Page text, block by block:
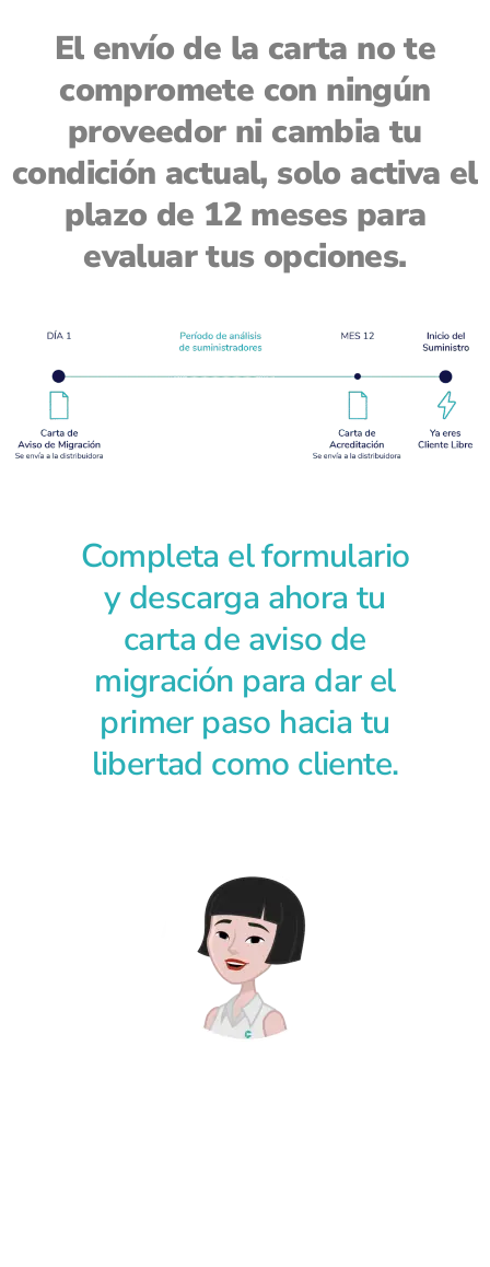
El envío de la carta no te
compromete con ningún
proveedor ni cambia tu
condición actual, solo activa el
plazo de 12 meses para
evaluar tus opciones.
Completa el formulario
y descarga ahora tu
carta de aviso de
migración para dar el
primer paso hacia tu
libertad como cliente.